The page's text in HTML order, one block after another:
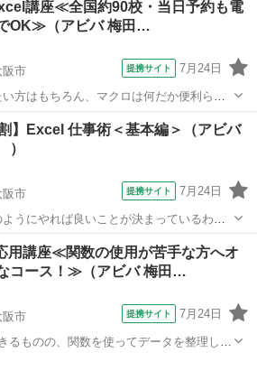
■ プロパティ・変数
ック...
講座≪全国約90校・当日予約も電
OK≫（アビバ 梅田…
阪市 提携サイト 7月24日
方はもちろん、マクロは何だか便利らし
いる方にもオススメ！基礎から学ぶから
■ プロパティ・変数
ク...
ル
】Excel 仕事術＜基本編＞（アビバ
阪市 提携サイト 7月24日
うにやれば良いことが決まっているわけ
は【よくある上司の指示】からスタート
るケーススタディを通じ、仕事の型を身に
"人にな...
ル
用講座≪関数の使用が苦手な方へオ
コース！≫（アビバ 梅田…
阪市 提携サイト 7月24日
るものの、関数を使ってデータを整理した